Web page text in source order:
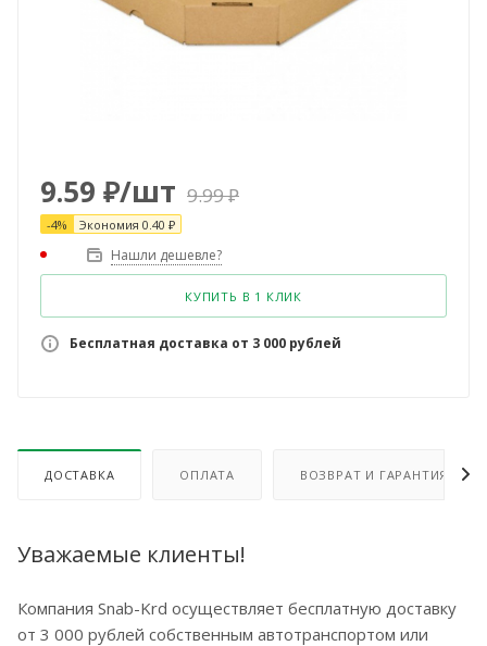
9.59 ₽/шт 9.99₽
-4% Экономия 0.40 ₽
Нашли дешевле?
КУПИТЬ В 1 КЛИК
Бесплатная доставка от 3 000 рублей
ДОСТАВКА ОПЛАТА ВОЗВРАТ И ГАРАНТИЯ
Уважаемые клиенты!
Компания Snab-Krd осуществляет бесплатную доставку
от 3 000 рублей собственным автотранспортом или